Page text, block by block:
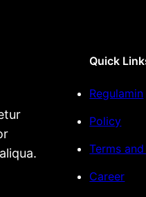
Quick
Regulamin
Policy
Terms
Career